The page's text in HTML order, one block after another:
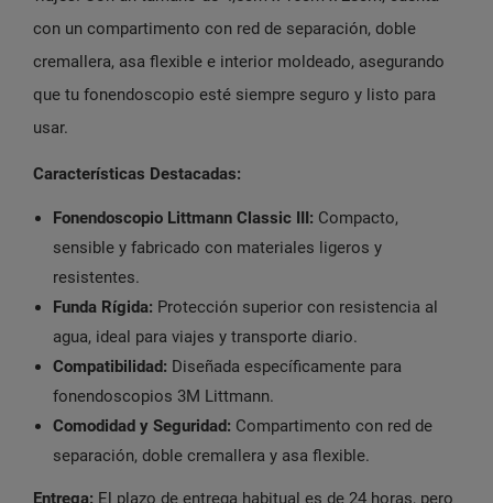
con un compartimento con red de separación, doble
cremallera, asa flexible e interior moldeado, asegurando
que tu fonendoscopio esté siempre seguro y listo para
usar.
Características Destacadas:
Fonendoscopio Littmann Classic III: Compacto,
sensible y fabricado con materiales ligeros y
resistentes.
Funda Rígida: Protección superior con resistencia al
agua, ideal para viajes y transporte diario.
Compatibilidad: Diseñada específicamente para
fonendoscopios 3M Littmann.
Comodidad y Seguridad: Compartimento con red de
separación, doble cremallera y asa flexible.
Entrega: El plazo de entrega habitual es de 24 horas, pero